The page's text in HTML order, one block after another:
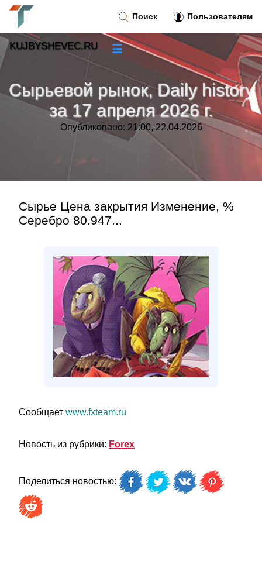
Сырьевой рынок, Daily history
за 17 апреля 2026 г.
Опубликовано: 21:00, 22.04.2026
Сырье Цена закрытия Изменение, %
Серебро 80.947...
Сообщает www.fxteam.ru
Новость из рубрики: Forex
Поделиться новостью:
Поиск Пользователям
KUJBYSHEVEC.RU ☰
»
Тренды новостей »
»
Контакт»